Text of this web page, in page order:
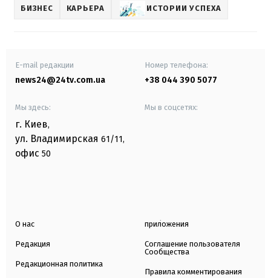
БИЗНЕС КАРЬЕРА ИСТОРИИ УСПЕХА
E-mail редакции
news24@24tv.com.ua
Номер телефона:
+38 044 390 5077
Мы здесь:
г. Киев,
ул. Владимирская 61/11,
офис 50
Мы в соцсетях:
О нас
Редакция
Редакционная политика
приложения
Соглашение пользователя
Сообщества
Правила комментирования